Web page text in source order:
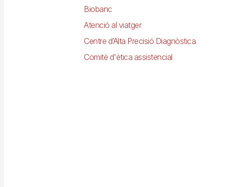
Biobanc
Atenció al viatger
Centre d’Alta Precisió Diagnòstica
Comitè d'ètica assistencial